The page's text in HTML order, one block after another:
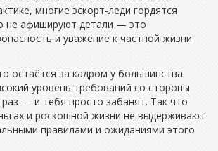
многие эскорт-леди гордятся
не афишируют детали — это
и уважение к частной жизни
остаётся за кадром у большинства
уровень требований со стороны
— и тебя просто забанят. Так что
и роскошной жизни не выдерживают
правилами и ожиданиями этого